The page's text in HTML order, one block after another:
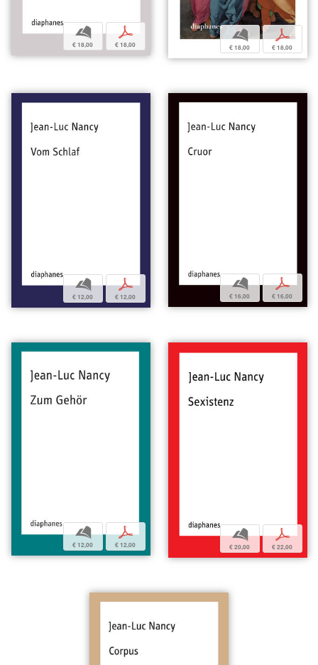
b
€ 18,00
p
€ 18,00
b
€ 18,00
p
€ 18,00
b
€ 12,00
p
€ 12,00
b
€ 16,00
p
€ 16,00
b
€ 12,00
p
€ 12,00
b
€ 20,00
p
€ 22,00